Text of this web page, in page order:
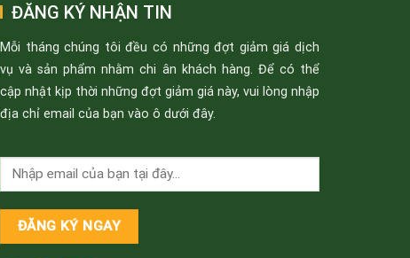
ĐĂNG KÝ NHẬN TIN
Mỗi tháng chúng tôi đều có những đợt giảm giá dịch
vụ và sản phẩm nhằm chi ân khách hàng. Để có thể
cập nhật kịp thời những đợt giảm giá này, vui lòng nhập
địa chỉ email của bạn vào ô dưới đây.